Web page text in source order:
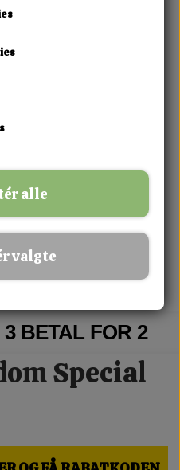
BETAL FOR 2
Special
alle
valgte